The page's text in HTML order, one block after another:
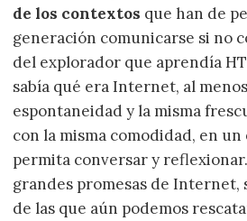
de los contextos que han de
generación comunicarse si no
del explorador que aprendía
sabía qué era Internet, al
espontaneidad y la misma
con la misma comodidad, en un
permita conversar y
grandes promesas de Internet,
de las que aún podemos